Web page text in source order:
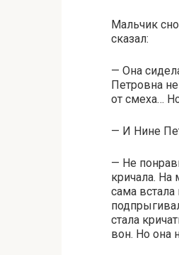
Мальчик
сказал:
— Она
Петровна
от смеха…
— И Нине
— Не
кричала. На
сама встала
стала
вон. Но она